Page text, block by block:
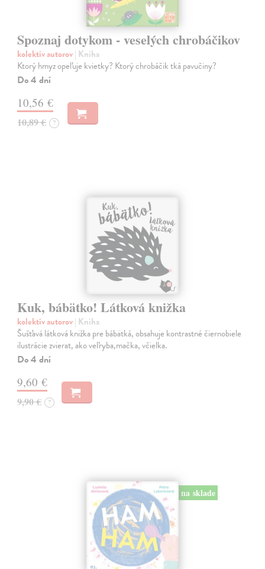
Spoznaj dotykom - veselých chrobáčikov
kolektív autorov| Kniha
Ktorý hmyz opeľuje kvietky? Ktorý chrobáčik tká pavučiny?
Do 4 dní
10,56 €
10,89 € ?
Kuk, bábätko! Látková knižka
kolektív autorov| Kniha
Šušťavá látková knižka pre bábätká, obsahuje kontrastné čiernobiele
ilustrácie zvierat, ako veľryba,mačka, včielka.
Do 4 dní
9,60 €
9,90 € ?
na sklade